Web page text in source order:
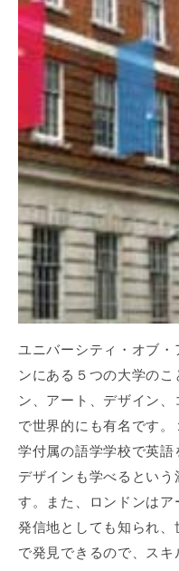
ユニバーシティ・オブ
ンにある５つの大学の
ン、アート、デザイン
で世界的にも有名です
学付属の語学学校で英
デザインも学べるとい
す。また、ロンドンは
発信地としても知られ
で発見できるので、スキ